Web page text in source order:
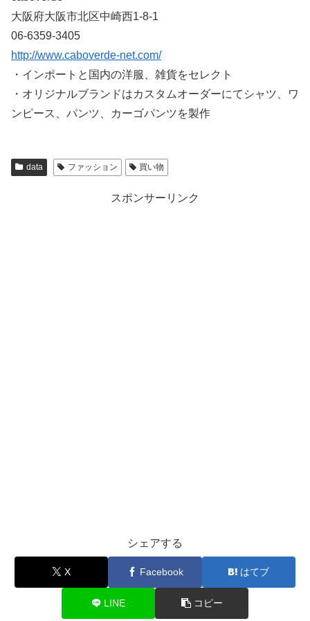
大阪府大阪市北区中崎西1-8-1
06-6359-3405
http://www.caboverde-net.com/
・インポートと国内の洋服、雑貨をセレクト
・オリジナルブランドはカスタムオーダーにてシャツ、ワ
ンピース、パンツ、カーゴパンツを製作
data ファッション 買い物
スポンサーリンク
シェアする
X Facebook はてブ
LINE コピー